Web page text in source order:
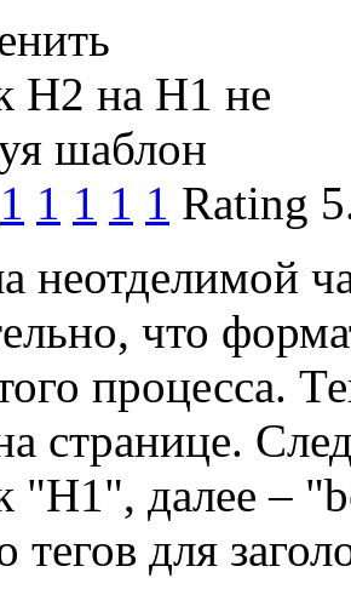
1 1 1 1 1 Rating
неотделимой
что
процесса.
странице.
"H1", далее –
тегов для